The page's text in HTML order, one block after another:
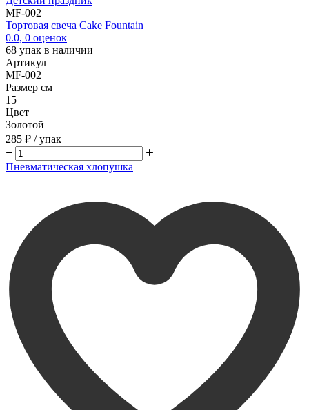
MF-002
Тортовая свеча Cake Fountain
0.0, 0 оценок
68 упак в наличии
Артикул
MF-002
Размер см
15
Цвет
Золотой
285 ₽ / упак
Пневматическая хлопушка